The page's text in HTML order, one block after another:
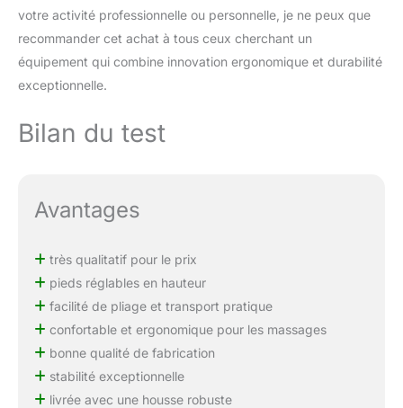
une stabilité maximale,
vous offrant ainsi une
sécurité inégalée durant
vos séances de
fonction de transport
pratique. Que vous
soyez un professionnel
itinérant en massage,
tatouage, ou esthétique,
cette table légère avec sa
vous permet de proposer
votre activité professionnelle ou personnelle, je ne peux que
recommander cet achat à tous ceux cherchant un
équipement qui combine innovation ergonomique et durabilité
exceptionnelle.
Bilan du test
Avantages
très qualitatif pour le prix
pieds réglables en hauteur
facilité de pliage et transport pratique
confortable et ergonomique pour les massages
bonne qualité de fabrication
stabilité exceptionnelle
livrée avec une housse robuste